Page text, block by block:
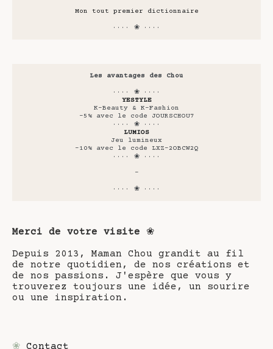
Mon tout premier dictionnaire
···· ❀ ····
Les avantages des Chou
···· ❀ ····
YESTYLE
K-Beauty & K-Fashion
-5% avec le code JOURSCHOU7
···· ❀ ····
LUMIOS
Jeu lumineux
-10% avec le code LXZ-2OBCW2Q
···· ❀ ····
-
···· ❀ ····
Merci de votre visite ❀
Depuis 2013, Maman Chou grandit au fil
de notre quotidien, de nos créations et
de nos passions. J'espère que vous y
trouverez toujours une idée, un sourire
ou une inspiration.
❀ Contact